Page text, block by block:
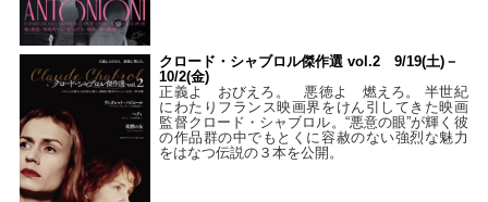
クロード・シャブロル傑作選 vol.2 9/19(土)－
10/2(金)
正義よ おびえろ。 悪徳よ 燃えろ。 半世紀
にわたりフランス映画界をけん引してきた映画
監督クロード・シャブロル。“悪意の眼”が輝く彼
の作品群の中でもとくに容赦のない強烈な魅力
をはなつ伝説の３本を公開。